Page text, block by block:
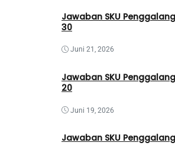
Jawaban SKU
30
Juni 21, 2026
Jawaban SKU
20
Juni 19, 2026
Jawaban SKU